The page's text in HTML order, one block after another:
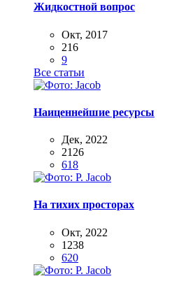
Жидкостной вопрос
Окт, 2017
216
9
Все статьи
Наиценнейшие ресурсы
Дек, 2022
2126
618
На тихих просторах
Окт, 2022
1238
620